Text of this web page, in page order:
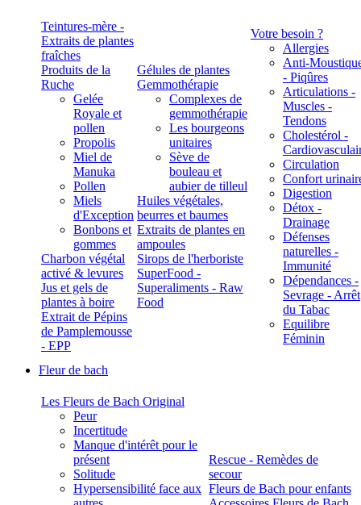
Teintures-mère -
Extraits de plantes
fraîches
Produits de la
Ruche
Gelée
Royale et
pollen
Propolis
Miel de
Manuka
Pollen
Miels
d'Exception
Bonbons et
gommes
Charbon végétal
activé & levures
Jus et gels de
plantes à boire
Extrait de Pépins
de Pamplemousse
- EPP
Gélules de plantes
Gemmothérapie
Complexes de
gemmothérapie
Les bourgeons
unitaires
Sève de
bouleau et
aubier de tilleul
Huiles végétales,
beurres et baumes
Extraits de plantes en
ampoules
Sirops de l'herboriste
SuperFood -
Superaliments - Raw
Food
Votre besoin ?
Allergies
Anti-
- Piqûres
Articulations -
Muscles -
Tendons
Cholestérol -
Circulation
Confort
Digestion
Détox -
Drainage
Défenses
naturelles -
Immunité
Dépendances -
Sevrage - Arrêt
du Tabac
Equilibre
Féminin
Fleur de bach
Les Fleurs de Bach Original
Peur
Incertitude
Manque d'intérêt pour le
présent
Solitude
Hypersensibilité face aux
Rescue - Remèdes de
secour
Fleurs de Bach pour enfants